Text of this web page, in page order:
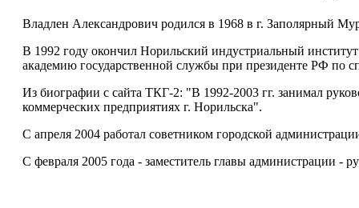
Владлен Александрович родился в 1968 в г. Заполярный
В 1992 году окончил Норильский индустриальный
академию государственной службы при президенте РФ по
Из биографии с сайта ТКГ-2: "В 1992-2003 гг. занимал
коммерческих предприятиях г. Норильска".
С апреля 2004 работал советником городской
С февраля 2005 года - заместитель главы администрации -